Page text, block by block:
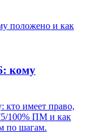
кому
кто имеет право,
100% ПМ и как
по шагам.